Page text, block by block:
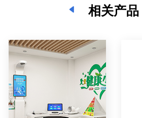
相关产品